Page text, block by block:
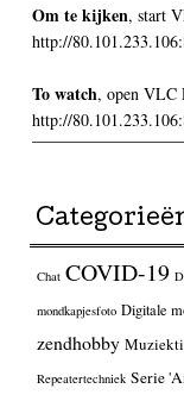
Om te kijken, start
http://
To watch, open VLC
http://
Chat COVID-19
mondkapjesfoto Digitale
zendhobby
Repeatertechniek Serie